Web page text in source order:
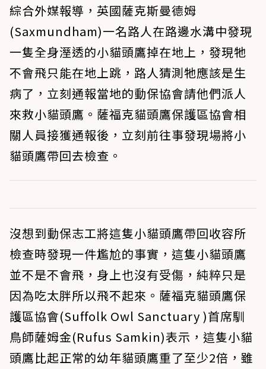
綜合外媒報導，英國薩克斯曼德姆
(Saxmundham)一名路人在路邊水溝中發現
一隻全身溼透的小貓頭鷹掉在地上，發現牠
不會飛只能在地上跳，路人猜測牠應該是生
病了，立刻通報當地的動保協會請他們派人
來救小貓頭鷹。薩福克貓頭鷹保護區協會相
關人員接獲通報後，立刻前往事發現場將小
貓頭鷹帶回去檢查。
沒想到動保志工將這隻小貓頭鷹帶回收容所
檢查時發現一件尷尬的事實，這隻小貓頭鷹
並不是不會飛，身上也沒有受傷，純粹只是
因為吃太胖所以飛不起來。薩福克貓頭鷹保
護區協會(Suffolk Owl Sanctuary )首席馴
鳥師薩姆金(Rufus Samkin)表示，這隻小貓
頭鷹比起正常的幼年貓頭鷹重了至少2倍，雖